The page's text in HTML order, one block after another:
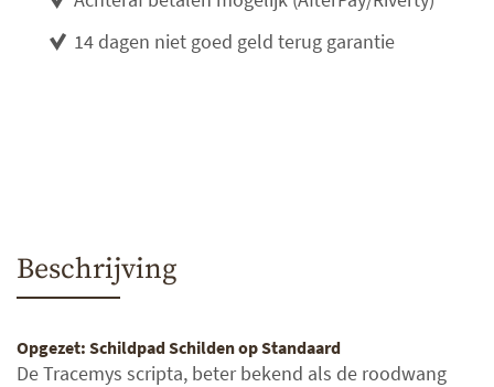
14 dagen niet goed geld terug garantie
Beschrijving
Opgezet: Schildpad Schilden op Standaard
De Tracemys scripta, beter bekend als de roodwang